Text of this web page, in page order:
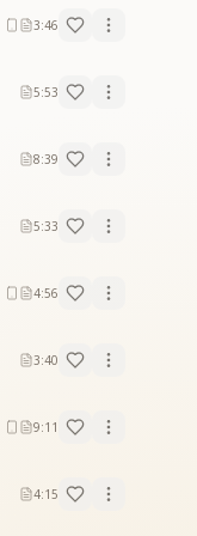
3:46
5:53
8:39
5:33
4:56
3:40
9:11
4:15